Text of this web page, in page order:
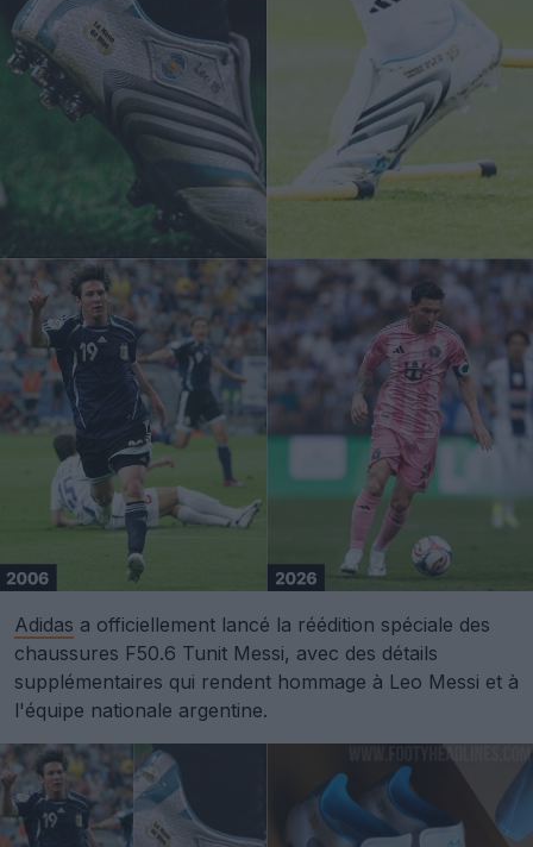
Adidas a officiellement lancé la réédition spéciale des
chaussures F50.6 Tunit Messi, avec des détails
supplémentaires qui rendent hommage à Leo Messi et à
l'équipe nationale argentine.